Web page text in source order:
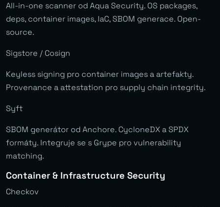
All-in-one scanner od Aqua Security. OS packages,
deps, container images, IaC, SBOM generace. Open-
source.
Sigstore / Cosign
Keyless signing pro container images a artefakty.
Provenance a attestation pro supply chain integrity.
Syft
SBOM generátor od Anchore. CycloneDX a SPDX
formáty. Integruje se s Grype pro vulnerability
matching.
Container & Infrastructure Security
Checkov